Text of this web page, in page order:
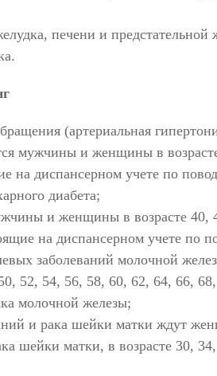
печени и предстательной
(артериальная
мужчины и женщины в
на диспансерном учете по
диабета;
и женщины в возрасте 40,
на диспансерном учете по
заболеваний молочной
52, 54, 56, 58, 60, 62, 64, 66,
молочной железы;
и рака шейки матки ждут
шейки матки, в возрасте 30,